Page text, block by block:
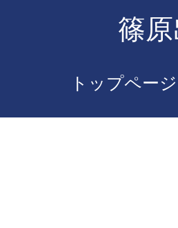
篠
トップページ